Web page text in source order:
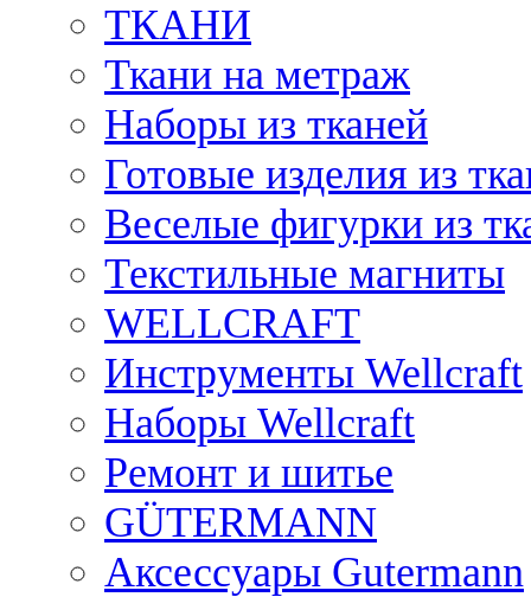
ТКАНИ
Ткани на метраж
Наборы из тканей
Готовые изделия из
Веселые фигурки из
Текстильные магниты
WELLCRAFT
Инструменты Wellcraft
Наборы Wellcraft
Ремонт и шитье
GÜTERMANN
Аксессуары Gutermann